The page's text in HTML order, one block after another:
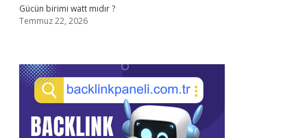
Gücün birimi watt mıdır ?
Temmuz 22, 2026